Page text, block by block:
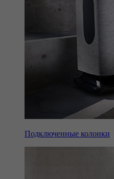
Подключенные колонки